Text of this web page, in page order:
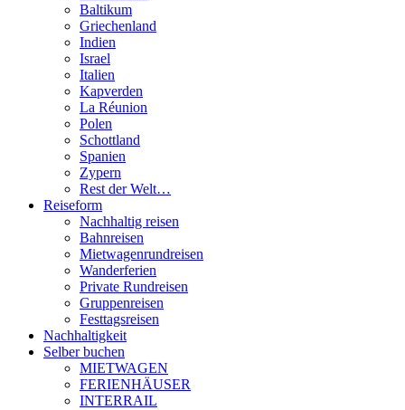
Baltikum
Griechenland
Indien
Israel
Italien
Kapverden
La Réunion
Polen
Schottland
Spanien
Zypern
Rest der Welt…
Reiseform
Nachhaltig reisen
Bahnreisen
Mietwagenrundreisen
Wanderferien
Private Rundreisen
Gruppenreisen
Festtagsreisen
Nachhaltigkeit
Selber buchen
MIETWAGEN
FERIENHÄUSER
INTERRAIL